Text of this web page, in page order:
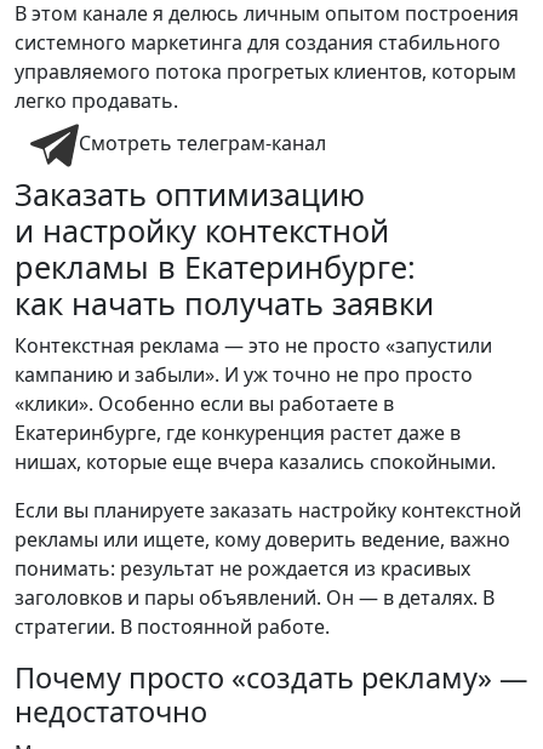
В этом канале я делюсь личным опытом построения
системного маркетинга для создания стабильного
управляемого потока прогретых клиентов, которым
легко продавать.
Смотреть телеграм-канал
Заказать оптимизацию
и настройку контекстной
рекламы в Екатеринбурге:
как начать получать заявки
Контекстная реклама — это не просто «запустили
кампанию и забыли». И уж точно не про просто
«клики». Особенно если вы работаете в
Екатеринбурге, где конкуренция растет даже в
нишах, которые еще вчера казались спокойными.
Если вы планируете заказать настройку контекстной
рекламы или ищете, кому доверить ведение, важно
понимать: результат не рождается из красивых
заголовков и пары объявлений. Он — в деталях. В
стратегии. В постоянной работе.
Почему просто «создать рекламу» —
недостаточно